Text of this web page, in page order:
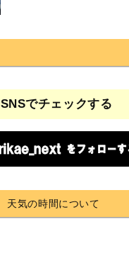
SNSでチェックする
天気の時間について